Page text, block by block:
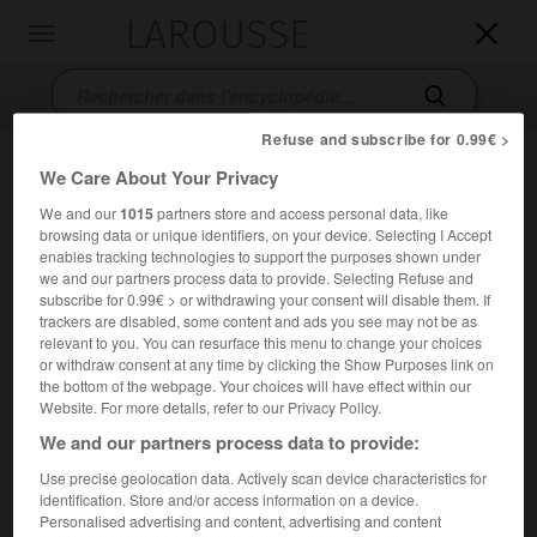


Accueil Encyclopédie [medical]> gonalgie
gonalgie
Cet article est extrait de l'ouvrage « Larousse Médical ».
Toute douleur du genou, quelle que soit sa cause.
Refuse and subscribe for 0.99€ >
We Care About Your Privacy
We and our1015partners store and access personal data, like
browsing data or unique identifiers, on your device. Selecting I Accept
enables tracking technologies to support the purposes shown under
we and our partners process data to provide. Selecting Refuse and
subscribe for 0.99€ > or withdrawing your consent will disable them. If
trackers are disabled, some content and ads you see may not be as
relevant to you. You can resurface this menu to change your choices
or withdraw consent at any time by clicking the Show Purposes link on
the bottom of the webpage. Your choices will have effect within our
Website. For more details, refer to our Privacy Policy.
We and our partners process data to provide:
Use precise geolocation data. Actively scan device characteristics for
identification. Store and/or access information on a device.
Personalised advertising and content, advertising and content